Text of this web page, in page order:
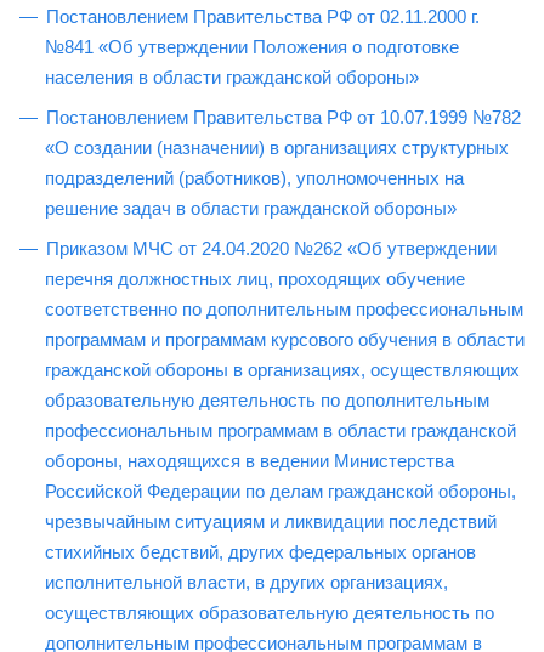
Постановлением Правительства РФ от 02.11.2000 г.
№841 «Об утверждении Положения о подготовке
населения в области гражданской обороны»
Постановлением Правительства РФ от 10.07.1999 №782
«О создании (назначении) в организациях структурных
подразделений (работников), уполномоченных на
решение задач в области гражданской обороны»
Приказом МЧС от 24.04.2020 №262 «Об утверждении
перечня должностных лиц, проходящих обучение
соответственно по дополнительным профессиональным
программам и программам курсового обучения в области
гражданской обороны в организациях, осуществляющих
образовательную деятельность по дополнительным
профессиональным программам в области гражданской
обороны, находящихся в ведении Министерства
Российской Федерации по делам гражданской обороны,
чрезвычайным ситуациям и ликвидации последствий
стихийных бедствий, других федеральных органов
исполнительной власти, в других организациях,
осуществляющих образовательную деятельность по
дополнительным профессиональным программам в